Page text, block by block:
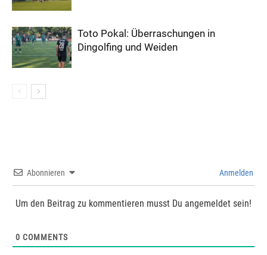
Toto Pokal: Überraschungen in
Dingolfing und Weiden
Abonnieren Anmelden
Um den Beitrag zu kommentieren musst Du angemeldet sein!
0 COMMENTS